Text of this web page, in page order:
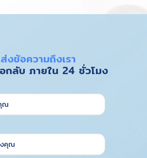
ส่งข้อความถึงเรา
กลับ ภายใน 24 ชั่วโมง